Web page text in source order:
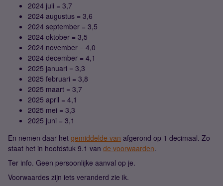
2024 juli = 3,7
2024 augustus = 3,6
2024 september = 3,5
2024 oktober = 3,5
2024 november = 4,0
2024 december = 4,1
2025 januari = 3,3
2025 februari = 3,8
2025 maart = 3,7
2025 april = 4,1
2025 mei = 3,3
2025 juni = 3,1
En nemen daar het gemiddelde van afgerond op 1 decimaal. Zo
staat het in hoofdstuk 9.1 van de voorwaarden.
Ter info. Geen persoonlijke aanval op je.
Voorwaardes zijn iets veranderd zie ik.